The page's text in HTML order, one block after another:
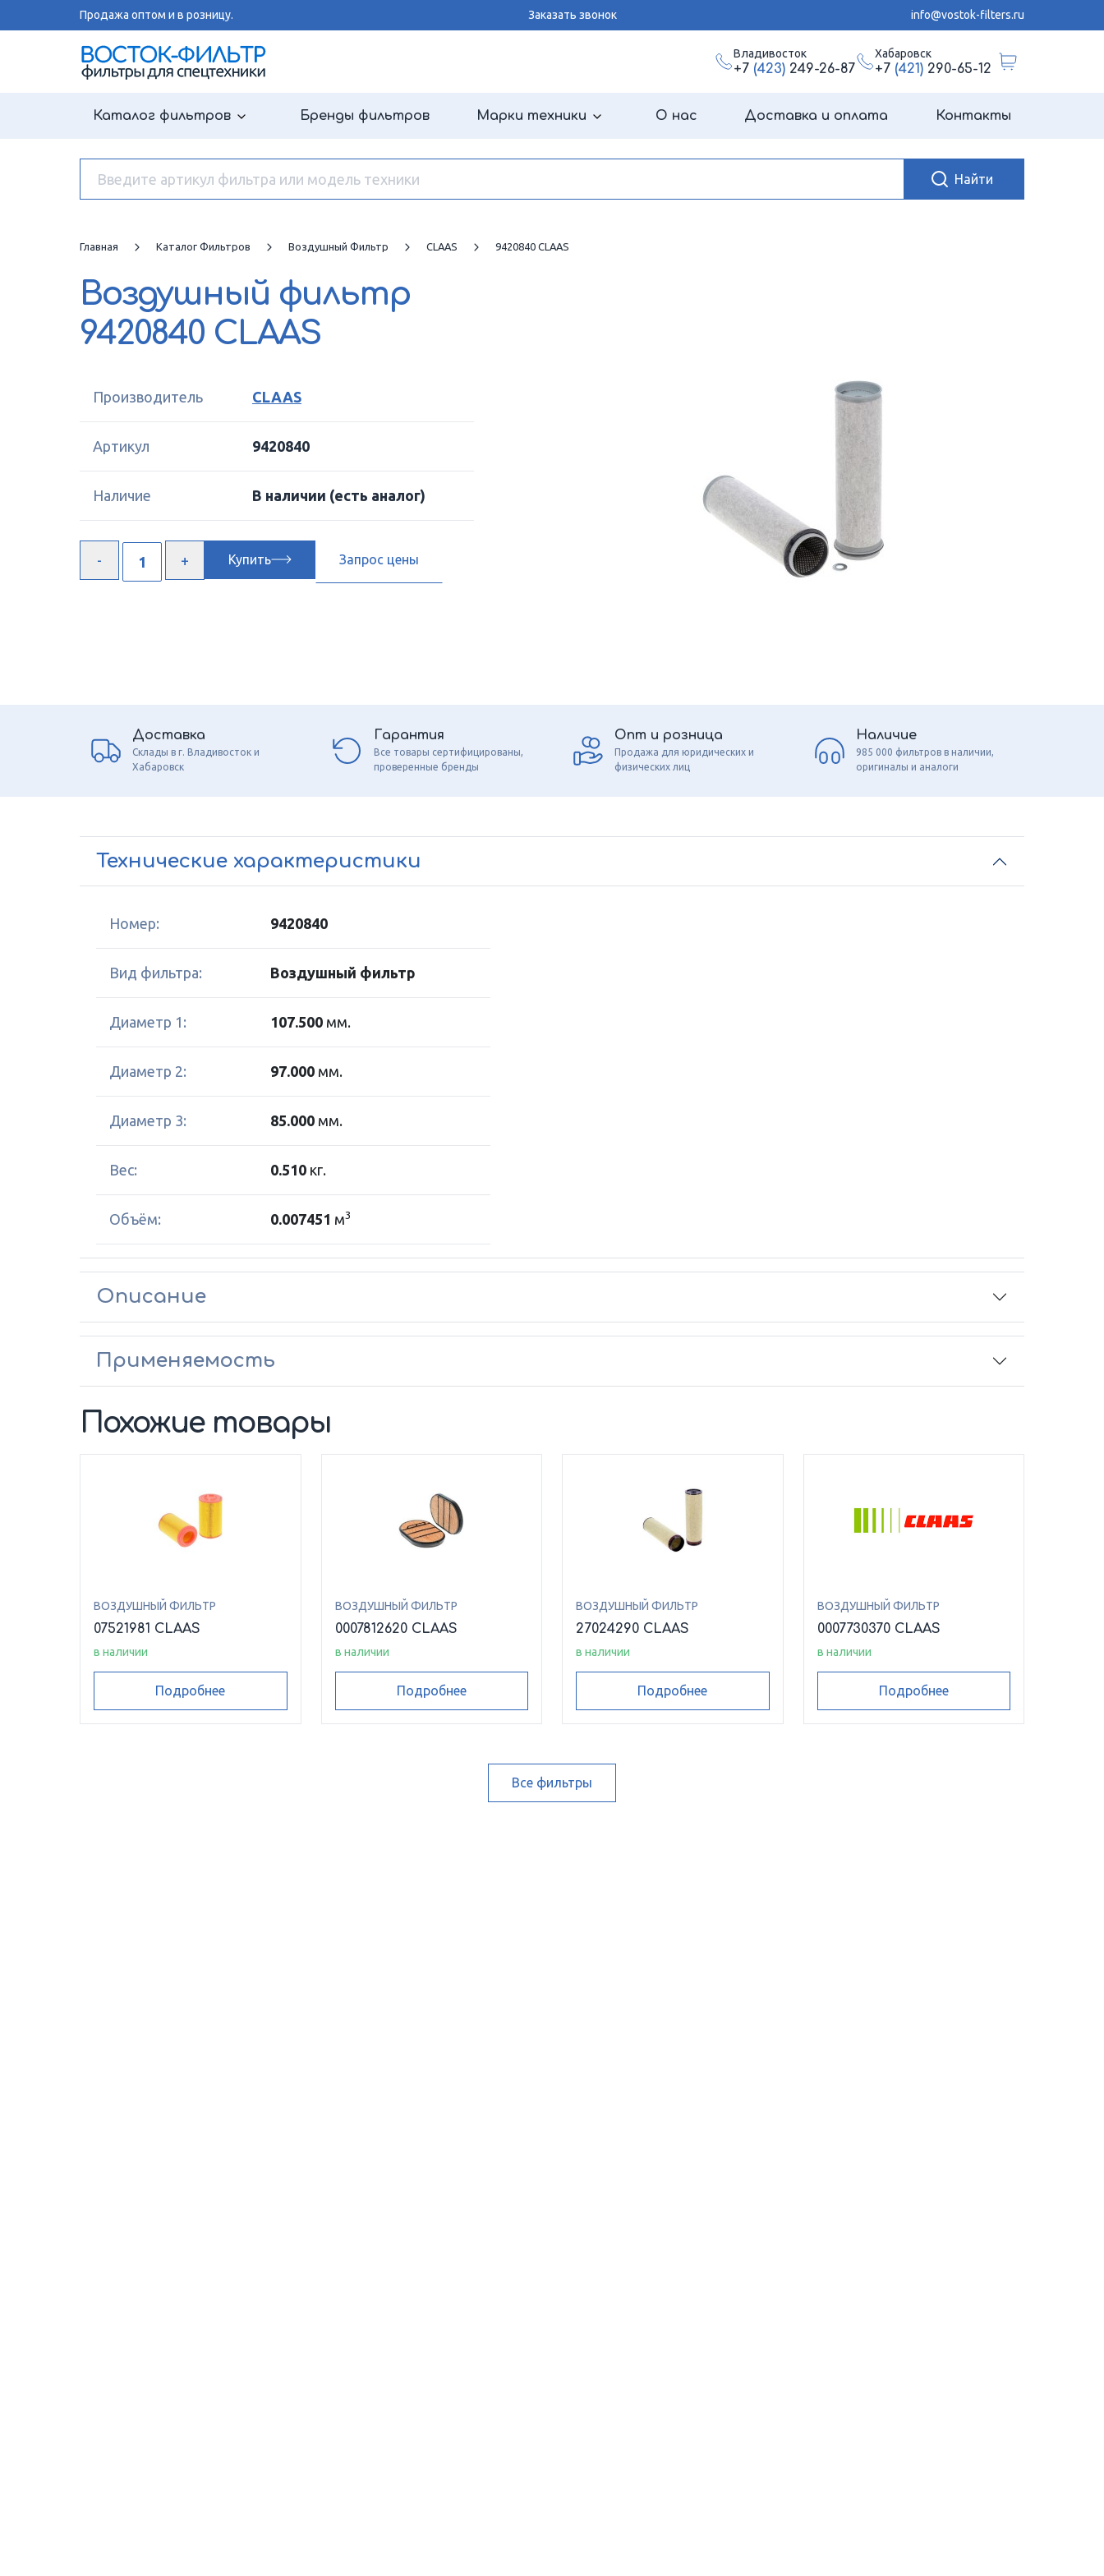
Продажа оптом и в розницу. Заказать звонок info@vostok-filters.ru
Владивосток
+7 (423)249-26-87
Хабаровск
+7 (421)290-65-12
Каталог фильтров Бренды фильтров Марки техники О нас Доставка и оплата Контакты
Главная Каталог Фильтров Воздушный Фильтр CLAAS 9420840 CLAAS
Воздушный фильтр
9420840 CLAAS
Производитель CLAAS
Артикул 9420840
Наличие В наличии (есть аналог)
Купить Запрос цены
Доставка
Склады в г. Владивосток и
Хабаровск
Гарантия
Все товары сертифицированы,
проверенные бренды
Опт и розница
Продажа для юридических и
физических лиц
Наличие
985 000 фильтров в наличии,
оригиналы и аналоги
Технические характеристики
Номер: 9420840
Вид фильтра: Воздушный фильтр
Диаметр 1: 107.500 мм.
Диаметр 2: 97.000 мм.
Диаметр 3: 85.000 мм.
Вес: 0.510 кг.
Объём: 0.007451 м3
Описание
Применяемость
Похожие товары
ВОЗДУШНЫЙ ФИЛЬТР
07521981 CLAAS
в наличии
Подробнее
ВОЗДУШНЫЙ ФИЛЬТР
0007812620 CLAAS
в наличии
Подробнее
ВОЗДУШНЫЙ ФИЛЬТР
27024290 CLAAS
в наличии
Подробнее
ВОЗДУШНЫЙ ФИЛЬТР
0007730370 CLAAS
в наличии
Подробнее
Все фильтры